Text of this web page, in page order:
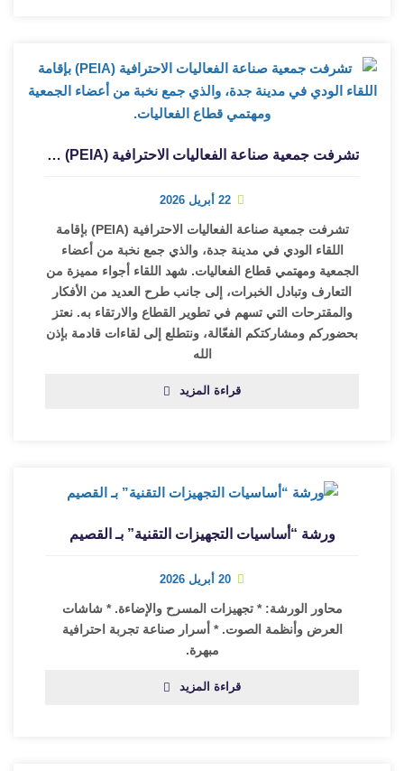
تشرفت جمعية صناعة الفعاليات الاحترافية (PEIA) بإقامة اللقاء الودي في مدينة جدة، والذي جمع نخبة من أعضاء الجمعية ومهتمي قطاع الفعاليات.
22 أبريل 2026
تشرفت جمعية صناعة الفعاليات الاحترافية (PEIA) بإقامة
اللقاء الودي في مدينة جدة، والذي جمع نخبة من أعضاء
الجمعية ومهتمي قطاع الفعاليات. شهد اللقاء أجواء مميزة من
التعارف وتبادل الخبرات، إلى جانب طرح العديد من الأفكار
والمقترحات التي تسهم في تطوير القطاع والارتقاء به. نعتز
بحضوركم ومشاركتكم الفعّالة، ونتطلع إلى لقاءات قادمة بإذن
الله
قراءة المزيد
ورشة “أساسيات التجهيزات التقنية” بـ القصيم
20 أبريل 2026
محاور الورشة: * تجهيزات المسرح والإضاءة. * شاشات
العرض وأنظمة الصوت. * أسرار صناعة تجربة احترافية
مبهرة.
قراءة المزيد